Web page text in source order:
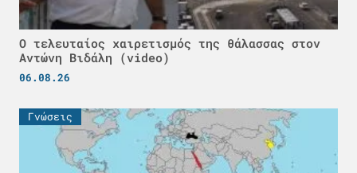
Ο τελευταίος χαιρετισμός της θάλασσας στον
Αντώνη Βιδάλη (video)
06.08.26
Γνώσεις